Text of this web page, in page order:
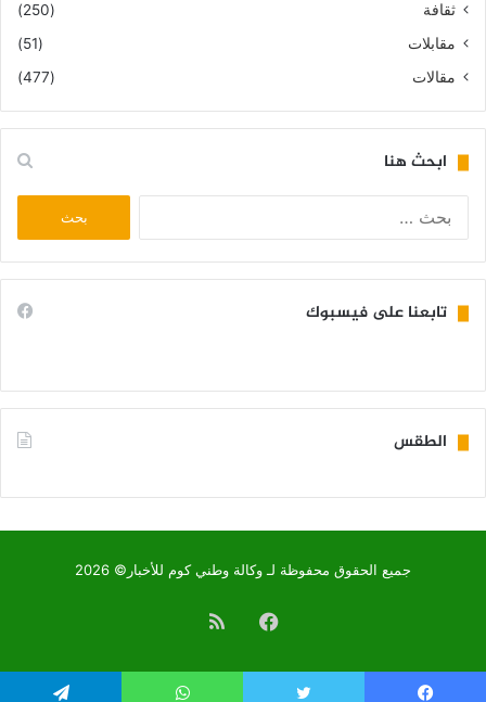
ثقافة
(250)
مقابلات
(51)
مقالات
(477)
ابحث هنا
تابعنا على فيسبوك
الطقس
جميع الحقوق محفوظة لـ وكالة وطني كوم للأخبار© 2026
فيسبوكملخص
الموقع